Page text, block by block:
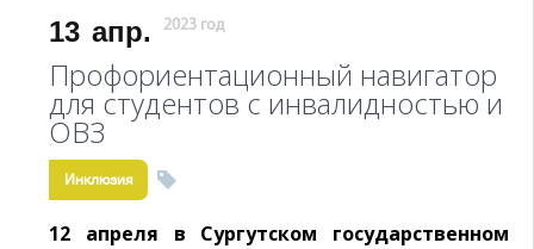
13 апр. 2023 год
Профориентационный навигатор
для студентов с инвалидностью и
ОВЗ
Инклюзия
12 апреля в Сургутском государственном